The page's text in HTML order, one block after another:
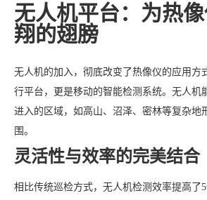
无人机平台：为热
翔的翅膀
无人机的加入，彻底改变了热像仪的应用方
行平台，更是移动的智能检测系统。无人机
进入的区域，如高山、沼泽、密林等复杂地
围。
灵活性与效率的完美结合
相比传统巡检方式，无人机检测效率提高了